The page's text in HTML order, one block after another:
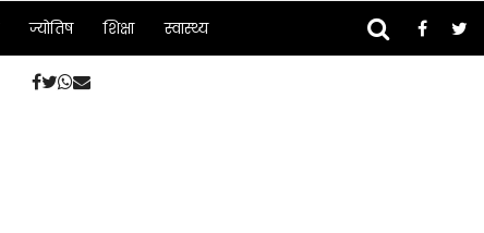
ज्योतिष शिक्षा स्वास्थ्य